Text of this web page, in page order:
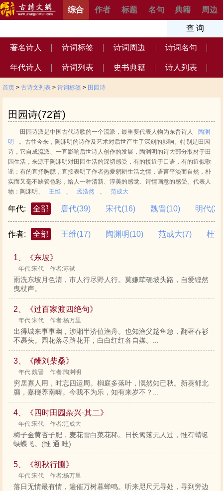
周边
典籍
名句
标题
作者
综合
著名诗人 诗词标签 诗词周边 诗词名句
年代诗人 诗词列表 史书典籍 诗人列表
首页 > 古诗文列表 > 诗词标签 > 田园诗
田园诗(72首)
田园诗派是中国古代诗歌的一个流派，最重要代表人物为东晋诗人
陶渊
明
。古往今来，陶渊明的诗作及艺术对后世产生了深刻的影响。特别是田园
诗，它自成流派、一直影响后世诗人创作的发展，陶渊明的诗大部分取材于田
园生活，来源于陶渊明对田园生活的深切感受，有的接近于口语，有的近似歌
谣：有的直抒胸臆，直接表明了作者热爱躬耕生活之情，语言平淡而自然，朴
实而又毫不缺管色彩，给人一种清新、淳美的感觉、诗情画意的感受。代表人
物：陶渊明、
王维 、 孟浩然 、 范成大
年代: 全部 唐代(39) 宋代(16) 魏晋(10) 明代(2)
作者: 全部 王维(17) 陶渊明(10) 范成大(7) 杜甫
1、《东坡》
年代:宋代 作者:苏轼
雨洗东坡月色清，市人行尽野人行。莫嫌荦确坡头路，自爱铿然
曳杖声。
2、《过百家渡四绝句》
年代:宋代 作者:杨万里
出得城来事事幽，涉湘半济值渔舟。也知渔父趁鱼急，翻著春衫
不裹头。园花落尽路花开，白白红红各自媒。...
3、《酬刘柴桑》
年代:魏晋 作者:陶渊明
穷居寡人用，时忘四运周。榈庭多落叶，慨然知已秋。新葵郁北
牖，嘉穟养南畴。今我不为乐，知有来岁不？...
4、《四时田园杂兴·其二》
年代:宋代 作者:范成大
梅子金黄杏子肥，麦花雪白菜花稀。日长篱落无人过，惟有蜻蜓
蛱蝶飞。(惟 通 唯)
5、《初秋行圃》
年代:宋代 作者:杨万里
落日无情最有情，遍催万树暮蝉鸣。听来咫尺无寻处，寻到旁边